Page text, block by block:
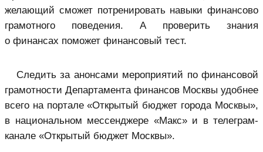
желающий сможет потренировать навыки финансово
грамотного поведения. А проверить знания
о финансах поможет финансовый тест.
Следить за анонсами мероприятий по финансовой
грамотности Департамента финансов Москвы удобнее
всего на портале «Открытый бюджет города Москвы»,
в национальном мессенджере «Макс» и в телеграм-
канале «Открытый бюджет Москвы».